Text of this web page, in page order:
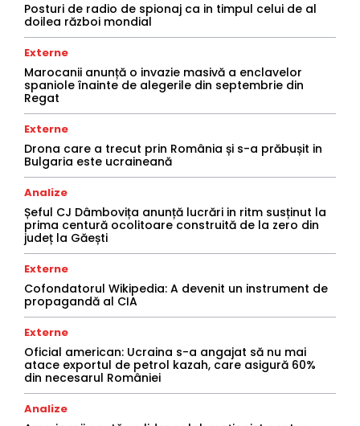
Posturi de radio de spionaj ca in timpul celui de al
doilea război mondial
Externe
Marocanii anunță o invazie masivă a enclavelor
spaniole înainte de alegerile din septembrie din
Regat
Externe
Drona care a trecut prin România și s-a prăbușit in
Bulgaria este ucraineană
Analize
Șeful CJ Dâmbovița anunță lucrări in ritm susținut la
prima centură ocolitoare construită de la zero din
județ la Găești
Externe
Cofondatorul Wikipedia: A devenit un instrument de
propagandă al CIA
Externe
Oficial american: Ucraina s-a angajat să nu mai
atace exportul de petrol kazah, care asigură 60%
din necesarul României
Analize